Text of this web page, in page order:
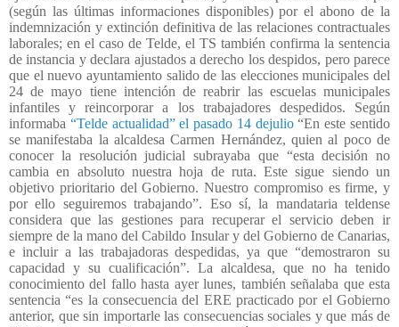
(según las últimas informaciones disponibles) por el abono de la
indemnización y extinción definitiva de las relaciones contractuales
laborales; en el caso de Telde, el TS también confirma la sentencia
de instancia y declara ajustados a derecho los despidos, pero parece
que el nuevo ayuntamiento salido de las elecciones municipales del
24 de mayo tiene intención de reabrir las escuelas municipales
infantiles y reincorporar a los trabajadores despedidos. Según
informaba “Telde actualidad” el pasado 14 dejulio“En este sentido
se manifestaba la alcaldesa Carmen Hernández, quien al poco de
conocer la resolución judicial subrayaba que “esta decisión no
cambia en absoluto nuestra hoja de ruta. Este sigue siendo un
objetivo prioritario del Gobierno. Nuestro compromiso es firme, y
por ello seguiremos trabajando”. Eso sí, la mandataria teldense
considera que las gestiones para recuperar el servicio deben ir
siempre de la mano del Cabildo Insular y del Gobierno de Canarias,
e incluir a las trabajadoras despedidas, ya que “demostraron su
capacidad y su cualificación”. La alcaldesa, que no ha tenido
conocimiento del fallo hasta ayer lunes, también señalaba que esta
sentencia “es la consecuencia del ERE practicado por el Gobierno
anterior, que sin importarle las consecuencias sociales y que más de